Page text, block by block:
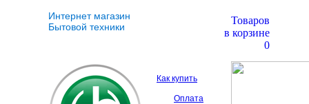
Интернет магазин
Бытовой техники
Товаров
в корзине
0
Как купить
Оплата